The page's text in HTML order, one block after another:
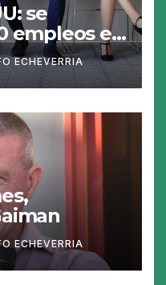
se
empleos en
recalcula
las
ECHEVERRIA
ECHEVERRIA